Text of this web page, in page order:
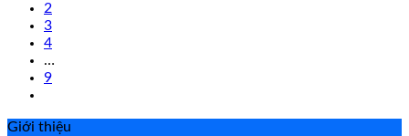
2
3
4
…
9
Giới thiệu